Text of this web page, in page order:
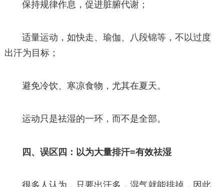
保持规律作息，促进脏腑代谢；
适量运动，如快走、瑜伽、八段锦等，不以过度
出汗为目标；
避免冷饮、寒凉食物，尤其在夏天。
运动只是祛湿的一环，而不是全部。
四、误区四：以为大量排汗=有效祛湿
很多人认为，只要出汗多，湿气就能排掉，因此